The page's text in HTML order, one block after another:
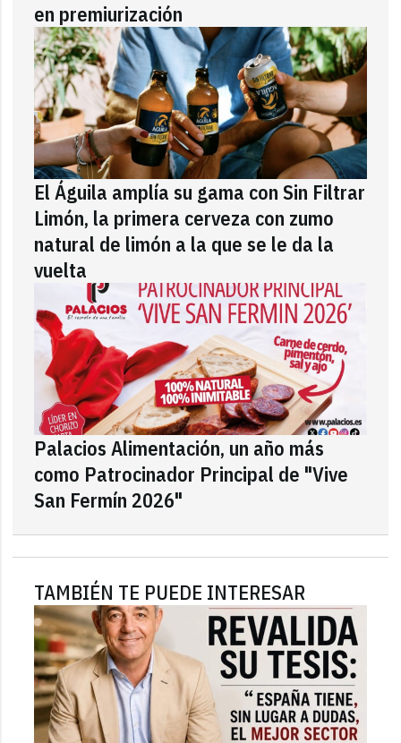
en premiurización
El Águila amplía su gama con Sin Filtrar
Limón, la primera cerveza con zumo
natural de limón a la que se le da la
vuelta
Palacios Alimentación, un año más
como Patrocinador Principal de "Vive
San Fermín 2026"
TAMBIÉN TE PUEDE INTERESAR